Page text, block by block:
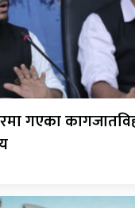
गएका